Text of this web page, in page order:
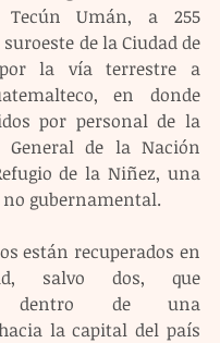
Umán, a 255
de la Ciudad de
por la vía terrestre a
en donde
por personal de la
General de la Nación
de la Niñez, una
gubernamental.
están recuperados en
salvo dos, que
dentro de una
la capital del país